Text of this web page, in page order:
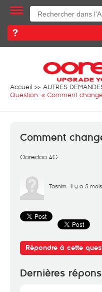
Accueil
AUTRES
Question: « Comment
Comment
Ooredoo 4G
Tasnim il y a 5 mois
Répondre à cette
Dernières